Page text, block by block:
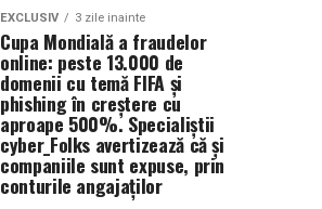
EXCLUSIV 3 zile inainte
Cupa Mondială a fraudelor
online: peste 13.000 de
domenii cu temă FIFA și
phishing în creștere cu
aproape 500%. Specialiștii
cyber_Folks avertizează că și
companiile sunt expuse, prin
conturile angajaților